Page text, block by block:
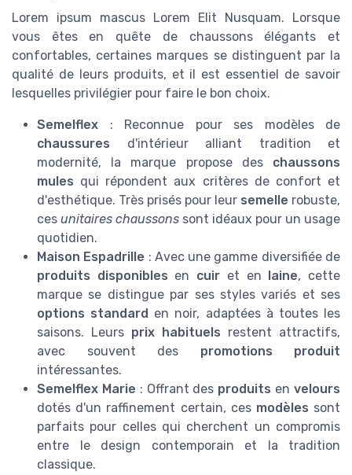
Lorem ipsum mascus Lorem Elit Nusquam. Lorsque
vous êtes en quête de chaussons élégants et
confortables, certaines marques se distinguent par la
qualité de leurs produits, et il est essentiel de savoir
lesquelles privilégier pour faire le bon choix.
Semelflex : Reconnue pour ses modèles de
chaussures d'intérieur alliant tradition et
modernité, la marque propose des chaussons
mules qui répondent aux critères de confort et
d'esthétique. Très prisés pour leur semelle robuste,
ces unitaires chaussons sont idéaux pour un usage
quotidien.
Maison Espadrille : Avec une gamme diversifiée de
produits disponibles en cuir et en laine, cette
marque se distingue par ses styles variés et ses
options standard en noir, adaptées à toutes les
saisons. Leurs prix habituels restent attractifs,
avec souvent des promotions produit
intéressantes.
Semelflex Marie : Offrant des produits envelours
dotés d'un raffinement certain, ces modèles sont
parfaits pour celles qui cherchent un compromis
entre le design contemporain et la tradition
classique.